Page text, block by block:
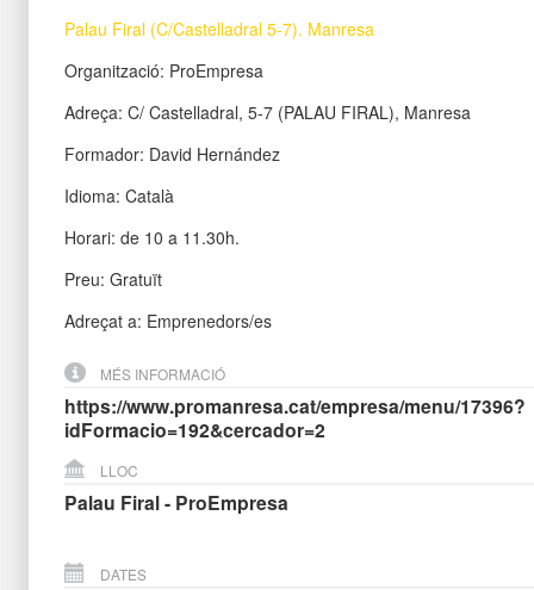
Palau Firal (C/Castelladral 5-7). Manresa
Organització: ProEmpresa
Adreça: C/ Castelladral, 5-7 (PALAU FIRAL), Manresa
Formador: David Hernández
Idioma: Català
Horari: de 10 a 11.30h.
Preu: Gratuït
Adreçat a: Emprenedors/es
MÉS INFORMACIÓ
https://www.promanresa.cat/empresa/menu/17396?
idFormacio=192&cercador=2
LLOC
Palau Firal - ProEmpresa
DATES